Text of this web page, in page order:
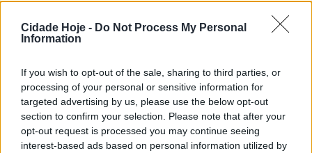
Cidade Hoje - Do Not Process My Personal
Information
If you wish to opt-out of the sale, sharing to third parties, or
processing of your personal or sensitive information for
targeted advertising by us, please use the below opt-out
section to confirm your selection. Please note that after your
opt-out request is processed you may continue seeing
interest-based ads based on personal information utilized by
reparação dos danos causados na via, em cerca de 6
metros quadrados.